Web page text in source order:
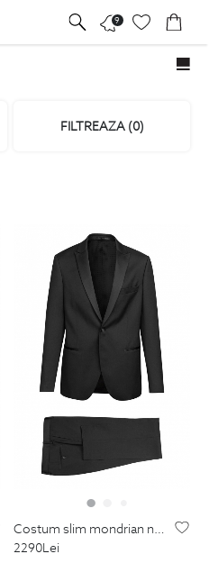
9
FILTREAZA (0)
costum slim mondrian negru uni
2290Lei